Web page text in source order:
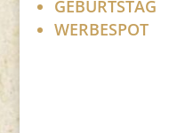
GEBURTSTAG
WERBESPOT